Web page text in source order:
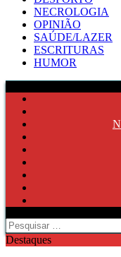
NECROLOGIA
OPINIÃO
SAÚDE/LAZER
ESCRITURAS
HUMOR
Pesquisar
por:
Destaques